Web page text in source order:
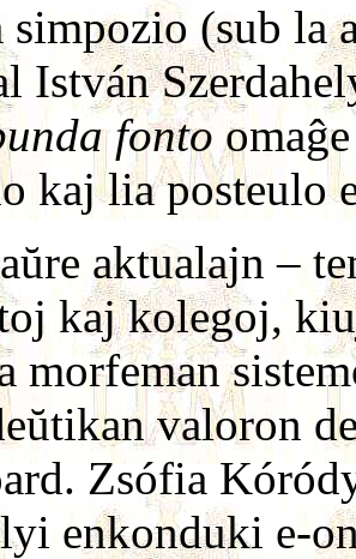
simpozio (sub la
István
fonto
kaj lia posteulo
aktualajn –
kaj kolegoj,
morfeman
valoron
Zsófia
enkonduki e-